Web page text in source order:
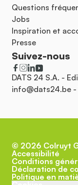
Questions
Jobs
Inspiration et
Presse
Suivez-nous
DATS 24 S.A. -
info@dats24.be -
© 2026 Colruyt
Accessibilité
Conditions
Déclaration de
Politique en